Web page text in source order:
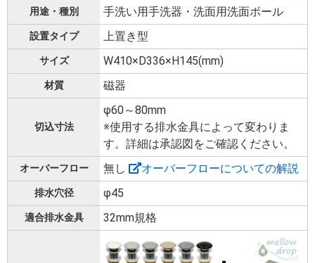
用途・種別 手洗い用手洗器・洗面用洗面ボール
設置タイプ 上置き型
サイズ W410×D336×H145(mm)
材質 磁器
切込寸法
φ60～80mm
※使用する排水金具によって変わりま
す。詳細は承認図をご確認ください。
オーバーフロー 無し オーバーフローについての解説
排水穴径 φ45
適合排水金具 32mm規格